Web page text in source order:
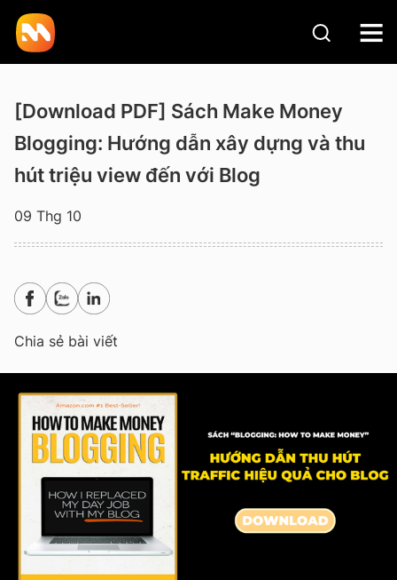
[Download PDF] Sách Make Money
Blogging: Hướng dẫn xây dựng và thu
hút triệu view đến với Blog
09 Thg 10
Chia sẻ bài viết